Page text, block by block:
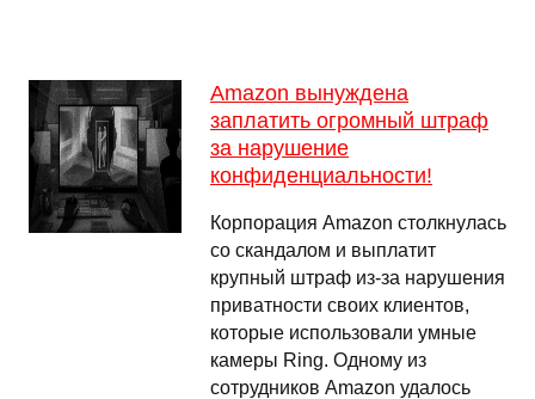
Amazon вынуждена
заплатить огромный штраф
за нарушение
конфиденциальности!
Корпорация Amazon столкнулась
со скандалом и выплатит
крупный штраф из-за нарушения
приватности своих клиентов,
которые использовали умные
камеры Ring. Одному из
сотрудников Amazon удалось